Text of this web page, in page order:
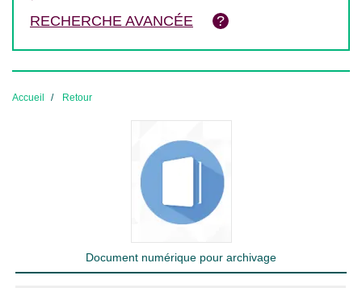
RECHERCHE AVANCÉE
Accueil Retour
Document numérique pour archivage